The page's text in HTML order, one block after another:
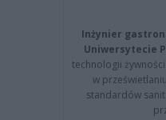
Inżynier
Uniwersytecie
technologii
w
standardów